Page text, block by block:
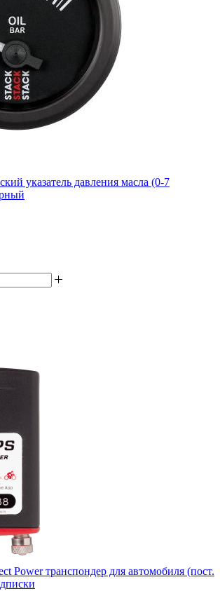
указатель давления масла (0-7
Power транспондер для автомобиля (пост.